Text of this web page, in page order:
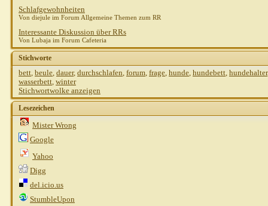
Schlafgewohnheiten
Von diejule im Forum Allgemeine Themen zum RR
Interessante Diskussion über RRs
Von Lubaja im Forum Cafeteria
Stichworte
bett, beule, dauer, durchschlafen, forum, frage, hunde, hundebett, hundehalter
wasserbett, winter
Stichwortwolke anzeigen
Lesezeichen
Mister Wrong
Google
Yahoo
Digg
del.icio.us
StumbleUpon